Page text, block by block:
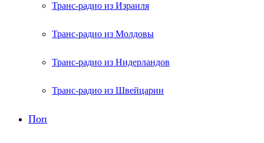
Транс-радио из Израиля
Транс-радио из Молдовы
Транс-радио из Нидерландов
Транс-радио из Швейцарии
Поп